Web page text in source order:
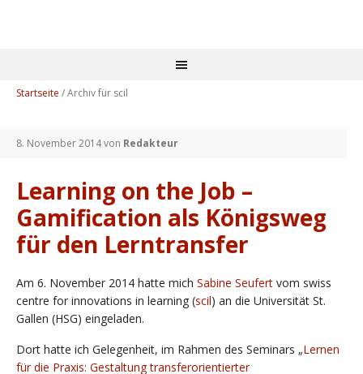
Startseite /Archiv für scil
8. November 2014von Redakteur
Learning on the Job –
Gamification als Königsweg
für den Lerntransfer
Am 6. November 2014 hatte mich Sabine Seufert vom swiss
centre for innovations in learning (scil) an die Universität St.
Gallen (HSG) eingeladen.
Dort hatte ich Gelegenheit, im Rahmen des Seminars „Lernen
für die Praxis: Gestaltung transferorientierter